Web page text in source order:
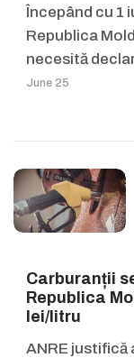
Începând cu 1
Republica
necesită
June 25
Carburanții
Republica
lei/litru
ANRE justifică